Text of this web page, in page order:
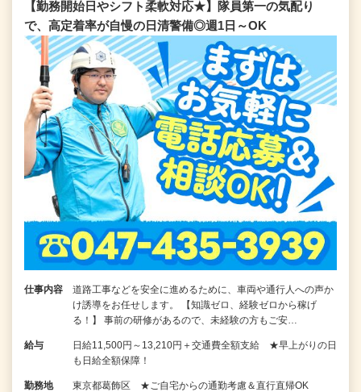
【勤務開始日やシフト柔軟対応★】隊員第一の気配り
で、高定着率が自慢の日清警備◎週1日～OK
仕事内容
道路工事などを安全に進めるために、車両や通行人への声か
け誘導をお任せします。 【知識ゼロ、経験ゼロから稼げ
る！】 事前の研修があるので、未経験の方もご安…
給与
日給11,500円～13,210円＋交通費全額支給 ★早上がりの日
も日給全額保障！
勤務地 東京都葛飾区 ★ご自宅からの通勤考慮＆直行直帰OK